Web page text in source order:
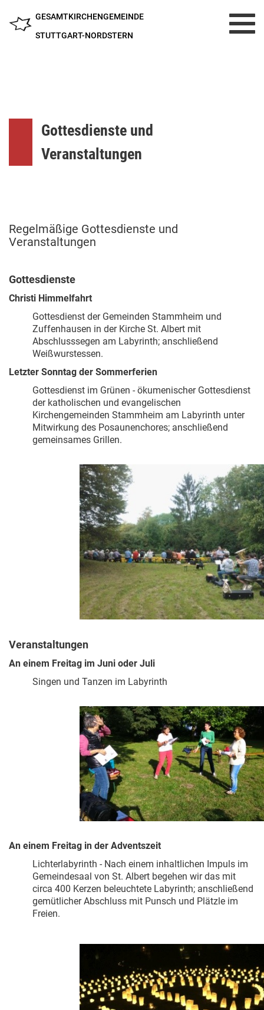
GESAMTKIRCHENGEMEINDE
STUTTGART-NORDSTERN
Gottesdienste und
Veranstaltungen
Regelmäßige Gottesdienste und
Veranstaltungen
Gottesdienste
Christi Himmelfahrt
Gottesdienst der Gemeinden Stammheim und
Zuffenhausen in der Kirche St. Albert mit
Abschlusssegen am Labyrinth; anschließend
Weißwurstessen.
Letzter Sonntag der Sommerferien
Gottesdienst im Grünen - ökumenischer Gottesdienst
der katholischen und evangelischen
Kirchengemeinden Stammheim am Labyrinth unter
Mitwirkung des Posaunenchores; anschließend
gemeinsames Grillen.
Veranstaltungen
An einem Freitag im Juni oder Juli
Singen und Tanzen im Labyrinth
An einem Freitag in der Adventszeit
Lichterlabyrinth - Nach einem inhaltlichen Impuls im
Gemeindesaal von St. Albert begehen wir das mit
circa 400 Kerzen beleuchtete Labyrinth; anschließend
gemütlicher Abschluss mit Punsch und Plätzle im
Freien.